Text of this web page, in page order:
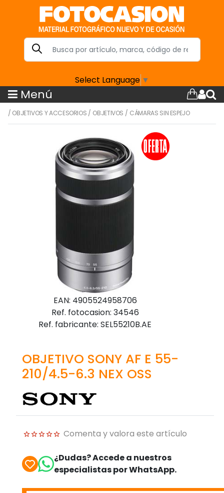
Select Language ▼
Menú
/ OBJETIVOS Y ACCESORIOS / OBJETIVOS / CÁMARAS SIN ESPEJO
EAN: 4905524958706
Ref. fotocasion: 34546
Ref. fabricante: SEL55210B.AE
OBJETIVO SONY AF E 55-
210/4.5-6.3 NEX OSS
Comenta y valora este artículo
¿Dudas? Accede a nuestros
especialistas por WhatsApp.